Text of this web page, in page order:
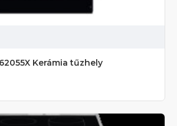
Kerámia tűzhely